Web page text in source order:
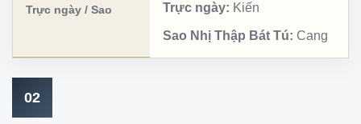
Trực ngày / Sao Trực ngày: Kiến
Sao Nhị Thập Bát Tú: Cang
02